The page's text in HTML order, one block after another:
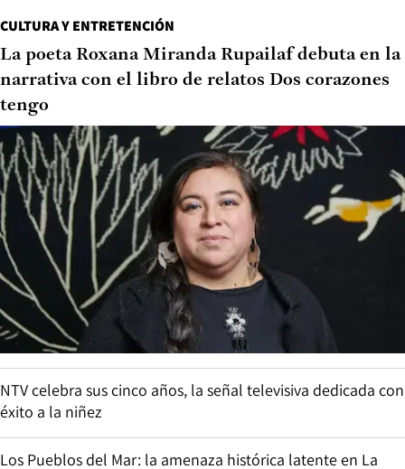
CULTURA Y ENTRETENCIÓN
La poeta Roxana Miranda Rupailaf debuta en la
narrativa con el libro de relatos Dos corazones
tengo
NTV celebra sus cinco años, la señal televisiva dedicada con
éxito a la niñez
Los Pueblos del Mar: la amenaza histórica latente en La